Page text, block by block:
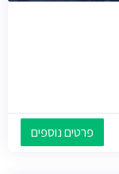
פרטים נוספים